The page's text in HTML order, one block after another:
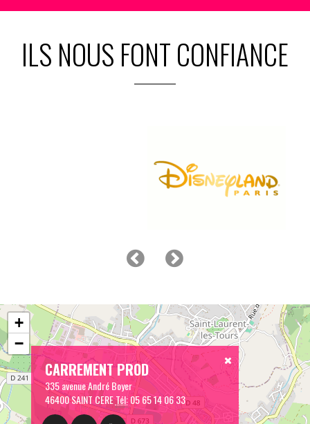
ILS NOUS FONT CONFIANCE
CARREMENT PROD
335 avenue André Boyer
+
−